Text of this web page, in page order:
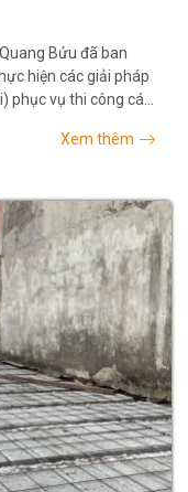
Bửu đã ban
hiện các giải pháp
phục vụ thi công các
Xem thêm